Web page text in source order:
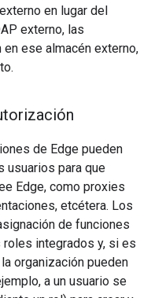
en lugar del
externo, las
ese almacén externo,
de Edge pueden
usuarios para que
Edge, como proxies
etcétera. Los
de funciones
integrados y, si es
organización pueden
a un usuario se